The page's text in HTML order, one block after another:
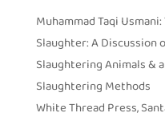
Muhammad Taqi
Slaughter: A Discussion
Slaughtering Animals &
Slaughtering Methods
White Thread Press,